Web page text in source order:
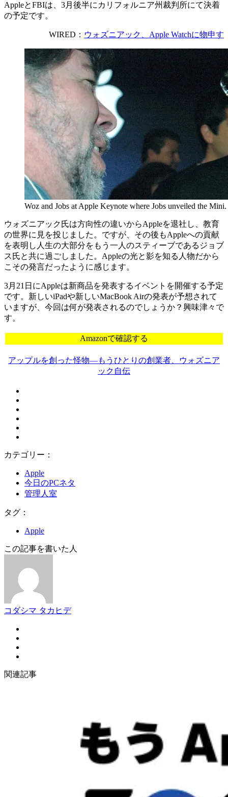
AppleとFBIは、3月後半にカリフォルニア州裁判所にて決着
の予定です。
WIRED： ウォズニアック、Apple Watchに物申す
Woz and Jobs at Apple Keynote where Jobs unveiled the
ウォズニアック氏は方向性の違いからAppleを退社し、教育
の世界に見を投じました。ですが、その後もAppleへの貢献
を表明し人生の大部分をもう一人のスティーブであるジョブ
ス氏と共に過ごしました。Appleの光と影を知る人物だから
こその発言だったように感じます。
3月21日にAppleは新商品を発表するイベントを開催する予定
です。新しいiPadや新しいMacBook Airの発表が予想されて
いますが、今回は何が発表されるのでしょうか？興味津々で
す。
Amazonで確認する
アップルを創った怪物―もうひとりの創業者、ウォズニア
ック自伝
カテゴリー：
Apple
今日のPCネタ
管理人室
タグ：
Apple
この記事を書いた人
コダシマ タカヒデ
関連記事